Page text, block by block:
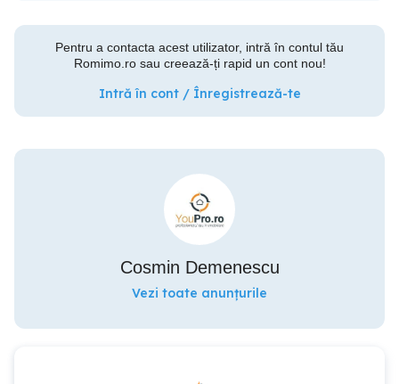
Pentru a contacta acest utilizator, intră în contul tău
Romimo.ro sau creează-ți rapid un cont nou!
Intră în cont / Înregistrează-te
Cosmin Demenescu
Vezi toate anunțurile